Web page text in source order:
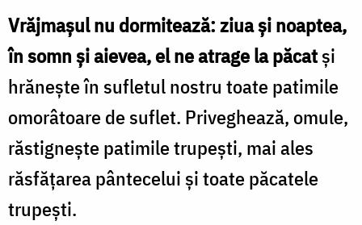
Pr.
Silviu
Cluci
Vrăjmașul nu dormitează: ziua și noaptea,
în somn și aievea, el ne atrage la păcatși
hrănește în sufletul nostru toate patimile
omorâtoare de suflet. Priveghează, omule,
răstignește patimile trupești, mai ales
răsfățarea pântecelui și toate păcatele
trupești.